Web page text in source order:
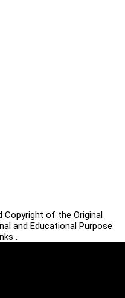
Copyright of the Original
and Educational Purpose
.